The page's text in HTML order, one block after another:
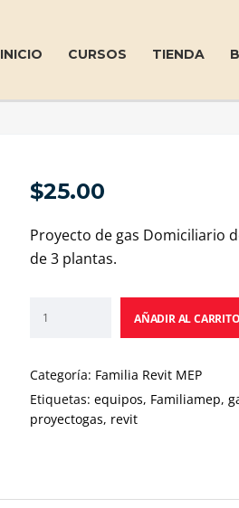
INICIO CURSOS TIENDA
$25.00
Proyecto de gas Domiciliario
de 3 plantas.
AÑADIR AL CARRITO
Categoría: Familia Revit MEP
Etiquetas: equipos, Familiamep,
proyectogas, revit